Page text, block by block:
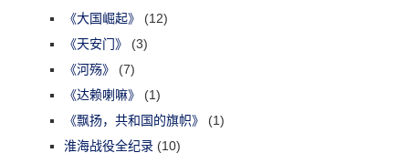
《大国崛起》
(12)
《天安门》
(3)
《河殇》
(7)
《达赖喇嘛》
(1)
《飘扬，共和国的旗帜》
(1)
淮海战役全纪录 (10)